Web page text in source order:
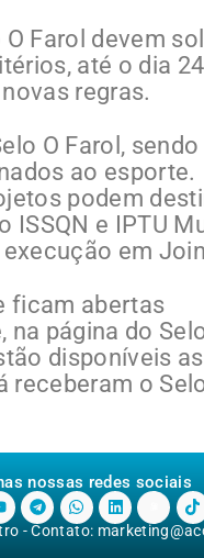
Farol devem
até o dia
regras.
O Farol, sendo
ao esporte.
podem
ISSQN e IPTU
em
ficam abertas
página do
disponíveis as
receberam o
nossas redes sociais
- Contato: